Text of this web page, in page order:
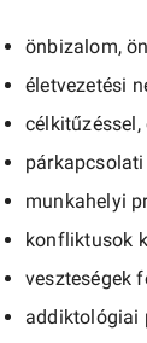
önbizalom,
életvezetési
munkahelyi
konfliktusok
veszteségek
addiktológiai